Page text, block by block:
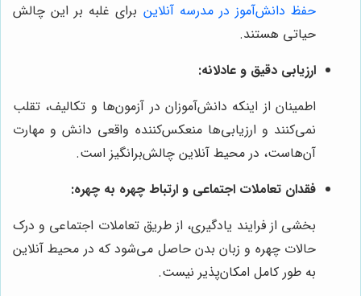
حفظ دانش‌آموز در مدرسه آنلاین برای غلبه بر این چالش
حیاتی هستند.
ارزیابی دقیق و عادلانه:
اطمینان از اینکه دانش‌آموزان در آزمون‌ها و تکالیف، تقلب
نمی‌کنند و ارزیابی‌ها منعکس‌کننده واقعی دانش و مهارت
آن‌هاست، در محیط آنلاین چالش‌برانگیز است.
فقدان تعاملات اجتماعی و ارتباط چهره به چهره:
بخشی از فرایند یادگیری، از طریق تعاملات اجتماعی و درک
حالات چهره و زبان بدن حاصل می‌شود که در محیط آنلاین
به طور کامل امکان‌پذیر نیست.